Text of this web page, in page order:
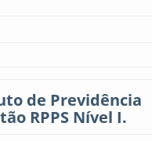
de Previdência
RPPS Nível I.